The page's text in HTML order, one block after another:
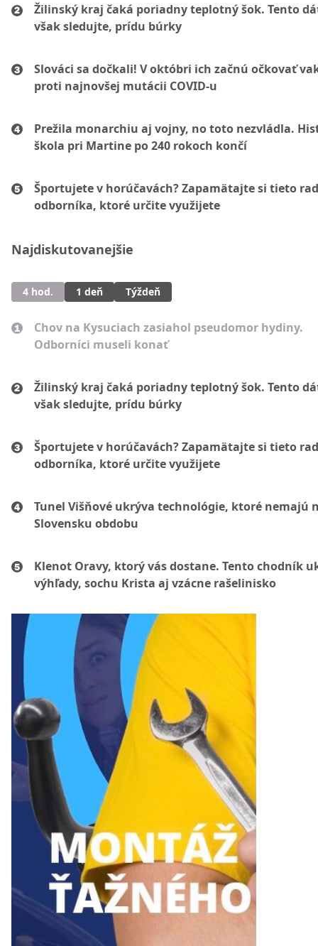
Žilinský kraj čaká poriadny teplotný šok. Tento
však sledujte, prídu búrky
Slováci sa dočkali! V októbri ich začnú očkovať
proti najnovšej mutácii COVID-u
Prežila monarchiu aj vojny, no toto nezvládla.
škola pri Martine po 240 rokoch končí
Športujete v horúčavách? Zapamätajte si tieto
odborníka, ktoré určite využijete
Najdiskutovanejšie
4 hod. 1 deň Týždeň
Chov na Kysuciach zasiahol pseudomor hydiny.
Odborníci museli konať
Žilinský kraj čaká poriadny teplotný šok. Tento
však sledujte, prídu búrky
Športujete v horúčavách? Zapamätajte si tieto
odborníka, ktoré určite využijete
Tunel Višňové ukrýva technológie, ktoré nemajú
Slovensku obdobu
Klenot Oravy, ktorý vás dostane. Tento chodník
výhľady, sochu Krista aj vzácne rašelinisko